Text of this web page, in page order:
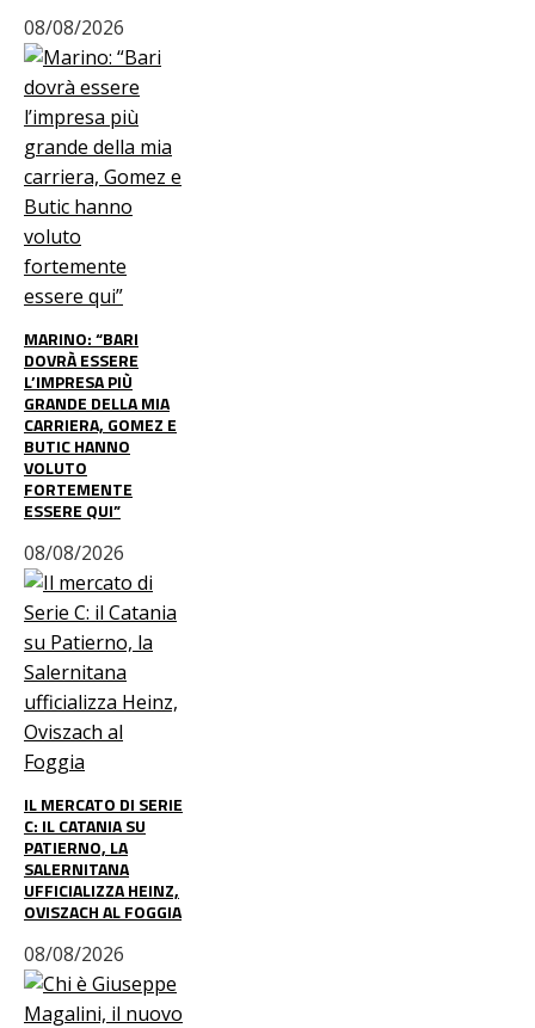
08/08/2026
MARINO: “BARI
DOVRÀ ESSERE
L’IMPRESA PIÙ
GRANDE DELLA MIA
CARRIERA, GOMEZ E
BUTIC HANNO
VOLUTO
FORTEMENTE
ESSERE QUI”
08/08/2026
IL MERCATO DI SERIE
C: IL CATANIA SU
PATIERNO, LA
SALERNITANA
UFFICIALIZZA HEINZ,
OVISZACH AL FOGGIA
08/08/2026